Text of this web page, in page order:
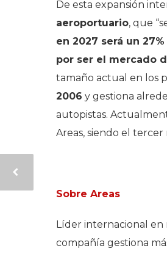
De esta expansión
aeroportuario, que
en 2027 será un
por ser el mercado
tamaño actual en los
2006 y gestiona
autopistas.
Areas, siendo el
Sobre Areas
Líder internacional en
compañía gestiona